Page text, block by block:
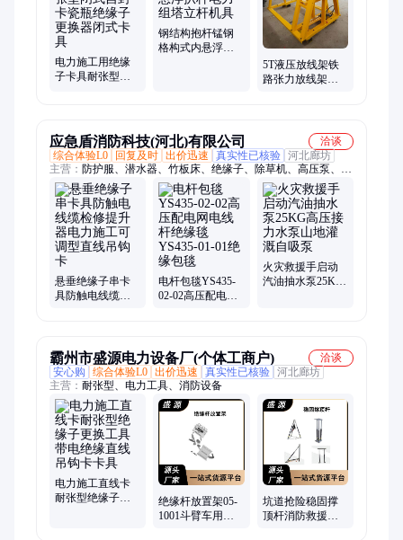
机、履带底盘、消防器材
电力施工用绝缘
子卡具耐张型闭
钢结构抱杆锰钢
格构式内悬浮扒
5T液压放线架铁
路张力放线架子
应急盾消防科技(河北)有限公司
洽谈
综合体验L0
回复及时 出价迅速 真实性已核验 河北廊坊
主营： 防护服、潜水器、竹板床、绝缘子、除草机、高压泵、救
助靴、潜水灯、灭火鞋、漂流船、剪断机、救生衣、应急灯、照
明灯、扁带环、起重机、救生杆、上升器、救援绳、扁水壶、打
草机、消火栓、船用垫、运输袋、汽油箱、测距仪
悬垂绝缘子串卡
具防触电线缆检
电杆包毯YS435-
02-02高压配电网
火灾救援手启动
汽油抽水泵25KG
霸州市盛源电力设备厂(个体工商户)
洽谈
安心购
综合体验L0 出价迅速 真实性已核验 河北廊坊
主营： 耐张型、电力工具、消防设备
电力施工直线卡
耐张型绝缘子更
绝缘杆放置架05-
1001斗臂车用操
坑道抢险稳固撑
顶杆消防救援支